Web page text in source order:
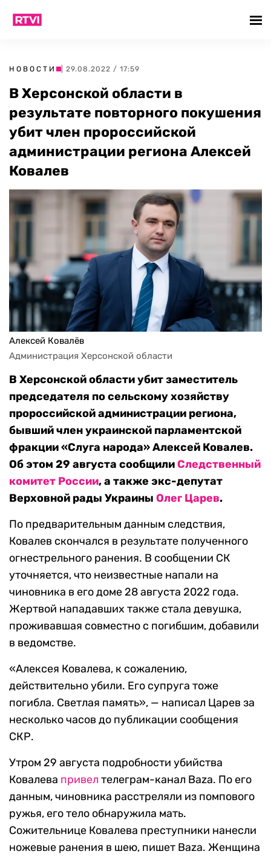
НОВОСТИ | 29.08.2022 / 17:59
В Херсонской области в
результате повторного покушения
убит член пророссийской
администрации региона Алексей
Ковалев
Алексей Ковалёв
Администрация Херсонской области
В Херсонской области убит заместитель
председателя по сельскому хозяйству
пророссийской администрации региона,
бывший член украинской парламентской
фракции«Слуга народа» Алексей Ковалев.
Об этом 29 августа сообщилиСледственный
комитет России, а также экс-депутат
Верховной рады Украины Олег Царев.
По предварительным данным следствия,
Ковалев скончался в результате полученного
огнестрельного ранения. В сообщении СК
уточняется, что неизвестные напали на
чиновника в его доме 28 августа 2022 года.
Жертвой нападавших также стала девушка,
проживавшая совместно с погибшим, добавили
в ведомстве.
«Алексея Ковалева, к сожалению,
действительно убили. Его супруга тоже
погибла. Светлая память», — написал Царев за
несколько часов до публикации сообщения
СКР.
Утром 29 августа подробности убийства
Ковалева привел телеграм-канал Baza. По его
данным, чиновника расстреляли из помпового
ружья, его тело обнаружила мать.
Сожительнице Ковалева преступники нанесли
ножевые ранения в шею, пишет Baza. Женщина